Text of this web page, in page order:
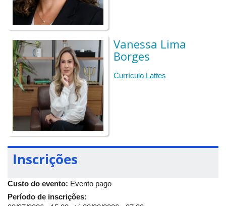
Vanessa Lima
Borges
Currículo Lattes
Inscrições
Custo do evento: Evento pago
Período de inscrições: